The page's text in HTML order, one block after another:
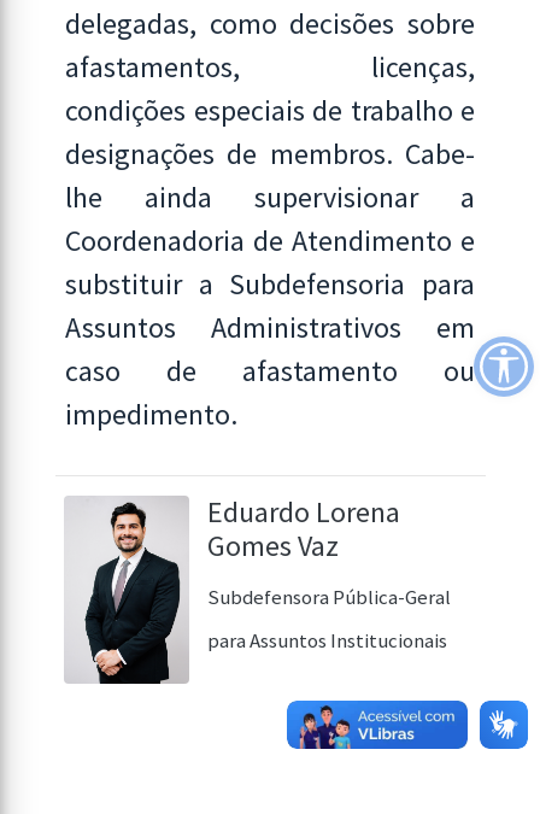
delegadas, como decisões sobre
afastamentos, licenças,
condições especiais de trabalho e
designações de membros. Cabe-
lhe ainda supervisionar a
Coordenadoria de Atendimento e
substituir a Subdefensoria para
Assuntos Administrativos em
caso de afastamento ou
impedimento.
Eduardo Lorena
Gomes Vaz
Subdefensora Pública-Geral
para Assuntos Institucionais